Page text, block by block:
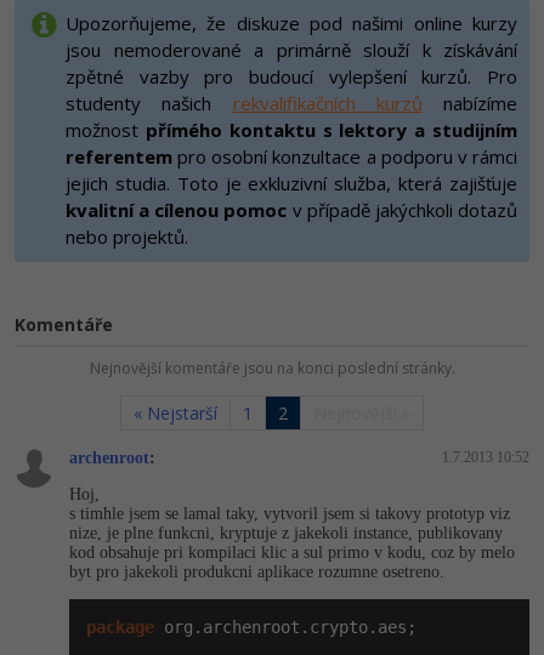
Datová analýza v praxi
Základy programování
Objektové programování - OOP
Umělá inteligence
HTML5, CSS3, Bootstrap, SEO
UML a návrhové vzory
ASP.NET MVC
Django
Školení dle technologií
C# .NET
Java
PHP
HTML / CSS
MS-SQL
Senior programátor
Front-end developer
Vývojář mobilních aplikací
Specialista na AI a bigdata
Tester
Systémový administrátor
Grafik / UX/UI návrhář
3D grafik
Projektový manažer
Jak začít?
Java -80%
C#.NET -80%
Python -80%
JavaScript
Swift -80%
Kotlin
C -80%
VB.NET
SQL
Upozorňujeme, že diskuze pod našimi online kurzy
jsou nemoderované a primárně slouží k získávání
zpětné vazby pro budoucí vylepšení kurzů. Pro
studenty našich rekvalifikačních kurzů nabízíme
možnost přímého kontaktu s lektory a studijním
referentem pro osobní konzultace a podporu v rámci
jejich studia. Toto je exkluzivní služba, která zajišťuje
kvalitní a cílenou pomoc v případě jakýchkoli dotazů
nebo projektů.
Komentáře
Nejnovější komentáře jsou na konci poslední stránky.
« Nejstarší 1 2
archenroot: 1.7.2013 10:52
Hoj,
s timhle jsem se lamal taky, vytvoril jsem si takovy prototyp viz
nize, je plne funkcni, kryptuje z jakekoli instance, publikovany
kod obsahuje pri kompilaci klic a sul primo v kodu, coz by melo
byt pro jakekoli produkcni aplikace rozumne osetreno.
package org.archenroot.crypto.aes;